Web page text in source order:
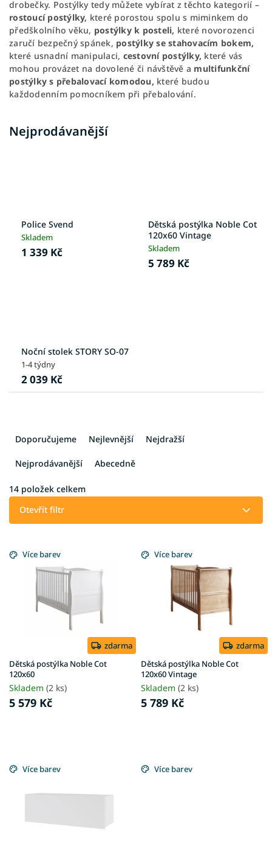
drobečky. Postýlky tedy můžete vybírat z těchto kategorií –
rostoucí postýlky, které porostou spolu s miminkem do
předškolního věku, postýlky k posteli, které novorozenci
zaručí bezpečný spánek, postýlky se stahovacím bokem,
které usnadní manipulaci, cestovní postýlky, které vás
mohou provázet na dovolené či návštěvě a multifunkční
postýlky s přebalovací komodou, které budou
každodenním pomocníkem při přebalování.
Nejprodávanější
Police Svend
Skladem
1 339 Kč
Dětská postýlka Noble Cot
120x60 Vintage
Skladem
5 789 Kč
Noční stolek STORY SO-07
1-4 týdny
2 039 Kč
í
u
Doporučujeme Nejlevnější Nejdražší
Nejprodávanější Abecedně
14 položek celkem
Otevřít filtr
ý
u
k
t
ů
Více barev
zdarma
Dětská postýlka Noble Cot
120x60
Skladem (2 ks)
5 579 Kč
Více barev
zdarma
Dětská postýlka Noble Cot
120x60 Vintage
Skladem (2 ks)
5 789 Kč
Více barev Více barev